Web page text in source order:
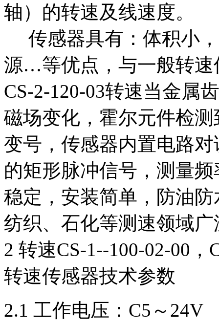
轴）的转速及线速度。
传感器具有：体积小
源…等优点，与一般转速
CS-2-120-03转速当金属
磁场变化，霍尔元件检
变号，传感器内置电路
的矩形脉冲信号，测量
稳定，安装简单，防油
纺织、石化等测速领域
2 转速CS-1--100-02-00，
转速传感器技术参数
2.1 工作电压：C5～24V